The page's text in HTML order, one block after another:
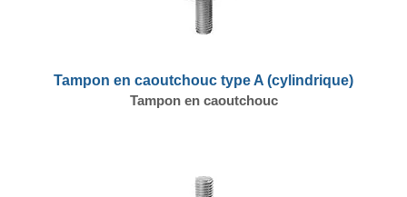
Tampon en caoutchouc type A (cylindrique)
Tampon en caoutchouc